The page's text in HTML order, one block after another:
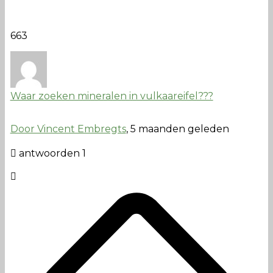
663
Waar zoeken mineralen in vulkaareifel???
Door Vincent Embregts, 5 maanden geleden
antwoorden 1